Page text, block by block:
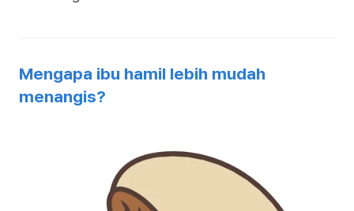
Mengapa ibu hamil lebih mudah
menangis?